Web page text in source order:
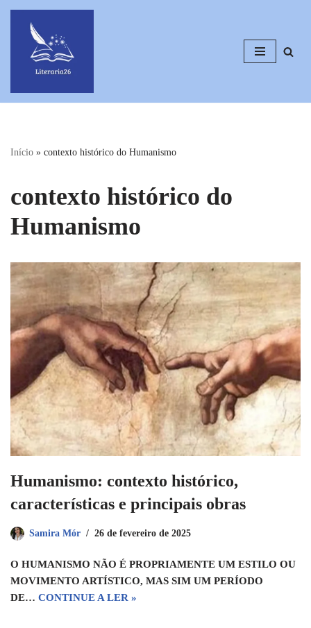
Pular
Início » contexto histórico do Humanismo
contexto histórico do
Humanismo
Humanismo: contexto histórico,
características e principais obras
Samira Mór 26 de fevereiro de 2025
O HUMANISMO NÃO É PROPRIAMENTE UM ESTILO OU
MOVIMENTO ARTÍSTICO, MAS SIM UM PERÍODO
DE… CONTINUE A LER »